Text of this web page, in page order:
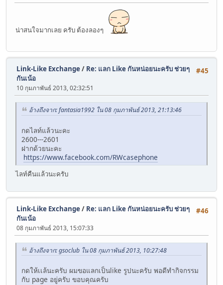
น่าสนใจมากเลย ครับ ต้องลองๆ
#45
Link-Like Exchange/ Re: แลก Like กันหน่อยนะครับ ช่วยๆ
กันเน้อ
10 กุมภาพันธ์ 2013, 02:32:51
อ้างถึงจาก: fantasia1992 ใน 08 กุมภาพันธ์ 2013, 21:13:46
กดไลท์แล้วนะคะ
2600---2601
ฝากด้วยนะคะ
https://www.facebook.com/RWcasephone
ไลท์คืนแล้วนะครับ
#46
Link-Like Exchange/ Re: แลก Like กันหน่อยนะครับ ช่วยๆ
กันเน้อ
08 กุมภาพันธ์ 2013, 15:07:33
อ้างถึงจาก: gsoclub ใน 08 กุมภาพันธ์ 2013, 10:27:48
กดให้เเล้นะครับ ผมขอแลกเป็นlike รูปนะครับ พอดีทำกิจกรรม
กับ page อยู่ครับ ขอบคุณครับ